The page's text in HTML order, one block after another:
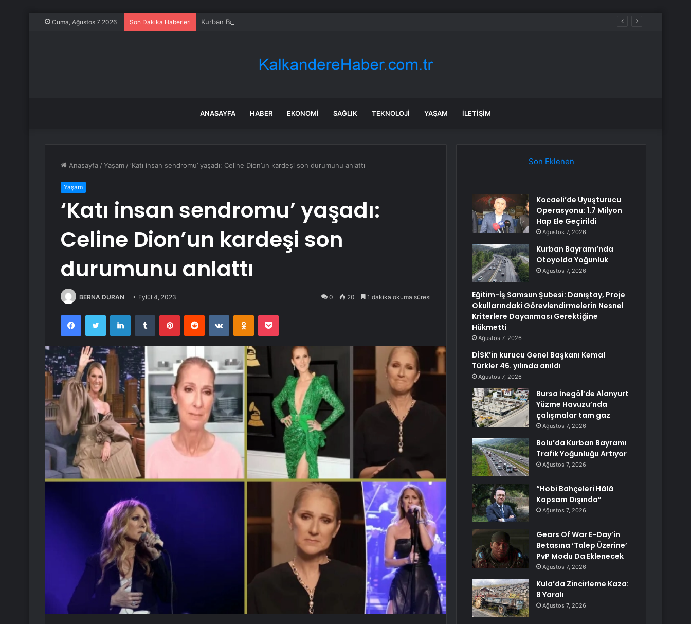
Cuma, Ağustos 7 2026 Son Dakika Haberleri Kurban Bayramı’nda Otoyolda Yoğunluk
ANASAYFA HABER EKONOMI SAĞLIK TEKNOLOJI YAŞAM İLETIŞIM
Anasayfa /Yaşam /‘Katı insan sendromu’ yaşadı: Celine Dion’un kardeşi son durumunu anlattı
Yaşam
‘Katı insan sendromu’ yaşadı:
Celine Dion’un kardeşi son
durumunu anlattı
BERNA DURAN Eylül 4, 2023 0 20 1 dakika okuma süresi
FacebookTwitter LinkedInTumblr PinterestReddit VKontakteOdnoklassniki
Pocket
Son Eklenen
Kocaeli’de Uyuşturucu
Operasyonu: 1.7 Milyon
Hap Ele Geçirildi
Ağustos 7, 2026
Kurban Bayramı’nda
Otoyolda Yoğunluk
Ağustos 7, 2026
Eğitim-İş Samsun Şubesi: Danıştay, Proje
Okullarındaki Görevlendirmelerin Nesnel
Kriterlere Dayanması Gerektiğine
Hükmetti
Ağustos 7, 2026
DİSK’in kurucu Genel Başkanı Kemal
Türkler 46. yılında anıldı
Ağustos 7, 2026
Bursa İnegöl’de Alanyurt
Yüzme Havuzu’nda
çalışmalar tam gaz
Ağustos 7, 2026
Bolu’da Kurban Bayramı
Trafik Yoğunluğu Artıyor
Ağustos 7, 2026
“Hobi Bahçeleri Hâlâ
Kapsam Dışında”
Ağustos 7, 2026
Gears Of War E-Day’in
Betasına ‘Talep Üzerine’
PvP Modu Da Eklenecek
Ağustos 7, 2026
Kula’da Zincirleme Kaza:
8 Yaralı
Ağustos 7, 2026